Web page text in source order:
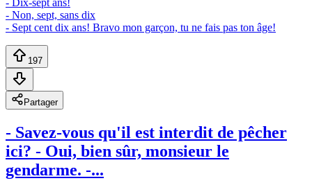
- Non, sept, sans dix
- Sept cent dix ans! Bravo mon garçon, tu ne fais pas ton âge!
197
Partager
- Savez-vous qu'il est interdit de pêcher
ici? - Oui, bien sûr, monsieur le
gendarme. -...